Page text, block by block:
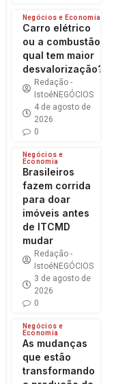
Negócios e Economia
Carro elétrico
ou a combustão:
qual tem maior
desvalorização?
Redação -
IstoéNEGÓCIOS
4 de agosto de
2026
0
Negócios e
Economia
Brasileiros
fazem corrida
para doar
imóveis antes
de ITCMD
mudar
Redação -
IstoéNEGÓCIOS
3 de agosto de
2026
0
Negócios e
Economia
As mudanças
que estão
transformando